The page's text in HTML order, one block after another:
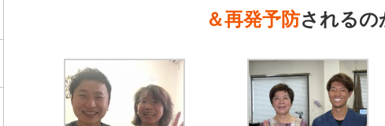
＆再発予防されるの